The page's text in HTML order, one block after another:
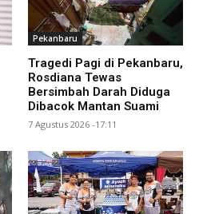
Pekanbaru
Tragedi Pagi di Pekanbaru,
Rosdiana Tewas
Bersimbah Darah Diduga
Dibacok Mantan Suami
7 Agustus 2026 -17:11